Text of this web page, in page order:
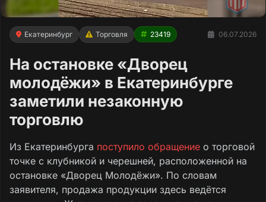
Екатеринбург Торговля 23419 06.07.2026
На остановке «Дворец
молодёжи» в Екатеринбурге
заметили незаконную
торговлю
Из Екатеринбурга поступило обращение о торговой
точке с клубникой и черешней, расположенной на
остановке «Дворец Молодёжи». По словам
заявителя, продажа продукции здесь ведётся